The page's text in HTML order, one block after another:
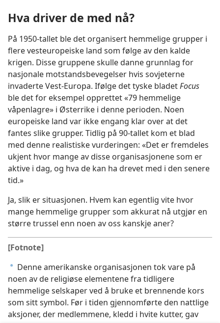
Hva driver de med nå?
På 1950-tallet ble det organisert hemmelige grupper i
flere vesteuropeiske land som følge av den kalde
krigen. Disse gruppene skulle danne grunnlag for
nasjonale motstandsbevegelser hvis sovjeterne
invaderte Vest-Europa. Ifølge det tyske bladetFocus
ble det for eksempel opprettet «79 hemmelige
våpenlagre» i Østerrike i denne perioden. Noen
europeiske land var ikke engang klar over at det
fantes slike grupper. Tidlig på 90-tallet kom et blad
med denne realistiske vurderingen: «Det er fremdeles
ukjent hvor mange av disse organisasjonene som er
aktive i dag, og hva de kan ha drevet med i den senere
tid.»
Ja, slik er situasjonen. Hvem kan egentlig vite hvor
mange hemmelige grupper som akkurat nå utgjør en
større trussel enn noen av oss kanskje aner?
[Fotnote]
a Denne amerikanske organisasjonen tok vare på
noen av de religiøse elementene fra tidligere
hemmelige selskaper ved å bruke et brennende kors
som sitt symbol. Før i tiden gjennomførte den nattlige
aksjoner, der medlemmene, kledd i hvite kutter, gav